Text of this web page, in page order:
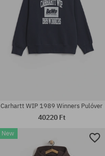
Elérhető méretek:
Carhartt WIP 1989 Winners Pulóver
40220 Ft
New